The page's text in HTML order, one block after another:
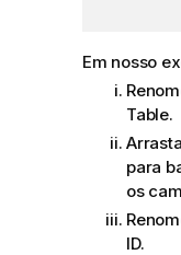
Em nosso
Table.
para
os
ID.